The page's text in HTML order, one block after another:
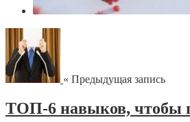
« Предыдущая запись
ТОП-6 навыков, чтобы